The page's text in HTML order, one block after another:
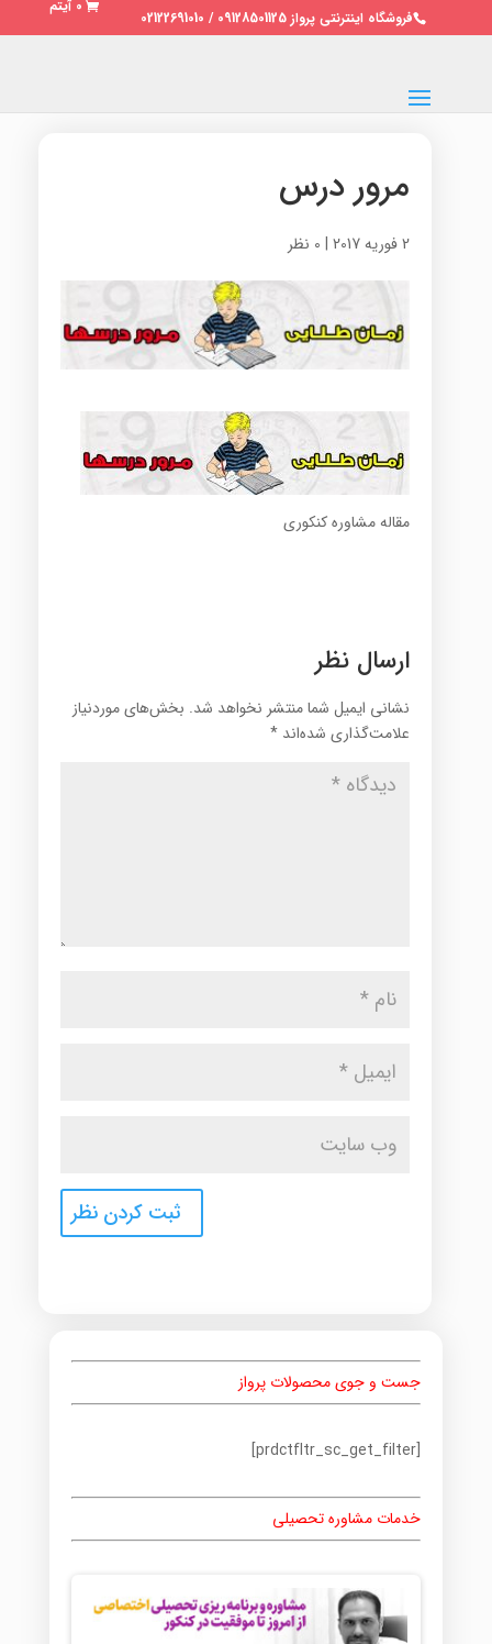
فروشگاه اینترنتی پرواز 09128501125 / 02122691010
0 آیتم
مرور درس
2 فوریه 2017 | 0 نظر
مقاله مشاوره کنکوری
ارسال نظر
نشانی ایمیل شما منتشر نخواهد شد. بخش‌های موردنیاز
علامت‌گذاری شده‌اند *
جست و جوی محصولات پرواز
[prdctfltr_sc_get_filter]
خدمات مشاوره تحصیلی